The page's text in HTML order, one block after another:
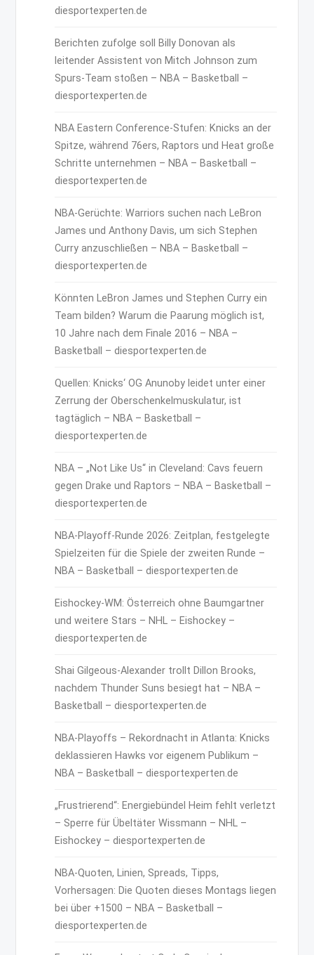
diesportexperten.de
Berichten zufolge soll Billy Donovan als
leitender Assistent von Mitch Johnson zum
Spurs-Team stoßen – NBA – Basketball –
diesportexperten.de
NBA Eastern Conference-Stufen: Knicks an der
Spitze, während 76ers, Raptors und Heat große
Schritte unternehmen – NBA – Basketball –
diesportexperten.de
NBA-Gerüchte: Warriors suchen nach LeBron
James und Anthony Davis, um sich Stephen
Curry anzuschließen – NBA – Basketball –
diesportexperten.de
Könnten LeBron James und Stephen Curry ein
Team bilden? Warum die Paarung möglich ist,
10 Jahre nach dem Finale 2016 – NBA –
Basketball – diesportexperten.de
Quellen: Knicks‘ OG Anunoby leidet unter einer
Zerrung der Oberschenkelmuskulatur, ist
tagtäglich – NBA – Basketball –
diesportexperten.de
NBA – „Not Like Us“ in Cleveland: Cavs feuern
gegen Drake und Raptors – NBA – Basketball –
diesportexperten.de
NBA-Playoff-Runde 2026: Zeitplan, festgelegte
Spielzeiten für die Spiele der zweiten Runde –
NBA – Basketball – diesportexperten.de
Eishockey-WM: Österreich ohne Baumgartner
und weitere Stars – NHL – Eishockey –
diesportexperten.de
Shai Gilgeous-Alexander trollt Dillon Brooks,
nachdem Thunder Suns besiegt hat – NBA –
Basketball – diesportexperten.de
NBA-Playoffs – Rekordnacht in Atlanta: Knicks
deklassieren Hawks vor eigenem Publikum –
NBA – Basketball – diesportexperten.de
„Frustrierend“: Energiebündel Heim fehlt verletzt
– Sperre für Übeltäter Wissmann – NHL –
Eishockey – diesportexperten.de
NBA-Quoten, Linien, Spreads, Tipps,
Vorhersagen: Die Quoten dieses Montags liegen
bei über +1500 – NBA – Basketball –
diesportexperten.de